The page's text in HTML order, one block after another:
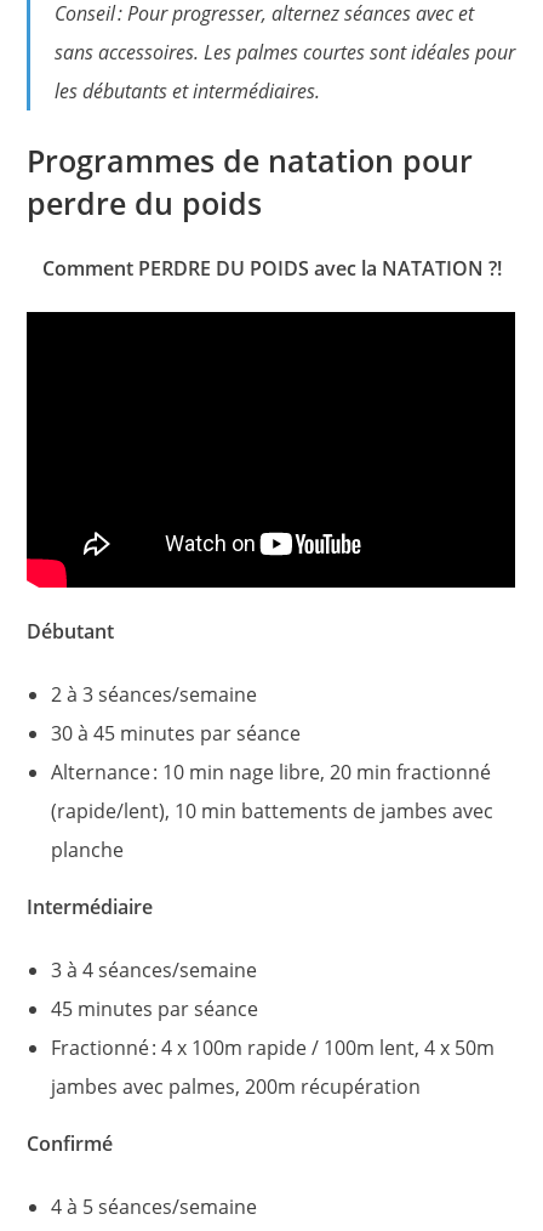
Conseil : Pour progresser, alternez séances avec et
sans accessoires. Les palmes courtes sont idéales pour
les débutants et intermédiaires.
Programmes de natation pour
perdre du poids
Comment PERDRE DU POIDS avec la NATATION ?!
Débutant
2 à 3 séances/semaine
30 à 45 minutes par séance
Alternance : 10 min nage libre, 20 min fractionné
(rapide/lent), 10 min battements de jambes avec
planche
Intermédiaire
3 à 4 séances/semaine
45 minutes par séance
Fractionné : 4 x 100m rapide / 100m lent, 4 x 50m
jambes avec palmes, 200m récupération
Confirmé
4 à 5 séances/semaine